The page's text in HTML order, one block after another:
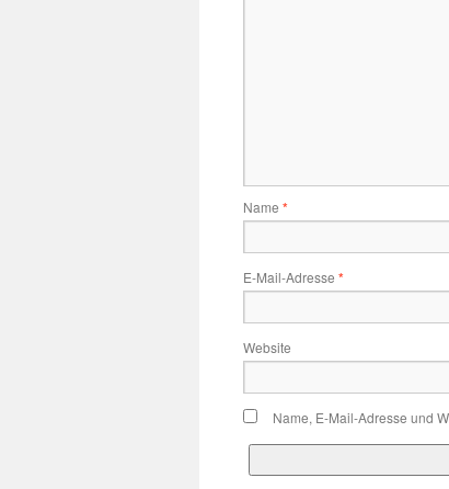
Name *
E-Mail-Adresse *
Website
Name, E-Mail-Adresse und